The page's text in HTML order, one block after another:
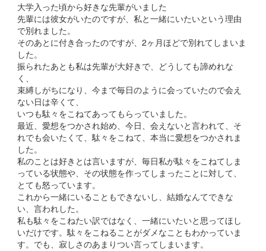
大学入った頃から好きな先輩がいました
先輩には彼女がいたのですが、私と一緒にいたいという理由
で別れました。
そのあとに付き合ったのですが、2ヶ月ほどで別れてしまいま
した。
振られたあとも私は先輩が大好きで、どうしても諦めれな
く、
束縛しがちになり、今まで毎日のように会っていたので会え
ない日は辛くて、
いつも駄々をこねてあってもらっていました。
最近、愛想をつかされ始め、今日、会えないと言われて、そ
れでも会いたくて、駄々をこねて、本当に愛想をつかされま
した。
私のことは好きとは言いますが、毎日私が駄々をこねてしま
っている状態や、その状態を作ってしまったことに対して、
とても怒っています。
これから一緒にいることもできないし、結婚なんてできな
い、言われした。
私も駄々をこねたい訳ではなく、一緒にいたいと思ってほし
いだけです。駄々をこねることがダメなこともわかっていま
す。でも、寂しさのあまりつい言ってしまいます。